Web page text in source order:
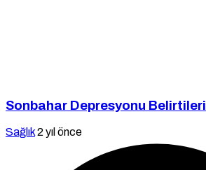
Sonbahar Depresyonu Belirtileri
Sağlık2 yıl önce